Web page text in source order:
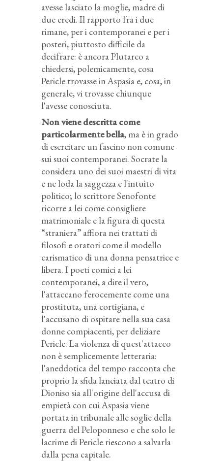
avesse lasciato la moglie, madre di
due eredi. Il rapporto fra i due
rimane, per i contemporanei e per i
posteri, piuttosto difficile da
decifrare: è ancora Plutarco a
chiedersi, polemicamente, cosa
Pericle trovasse in Aspasia e, cosa, in
generale, vi trovasse chiunque
l'avesse conosciuta.
Non viene descritta come
particolarmente bella, ma è in grado
di esercitare un fascino non comune
sui suoi contemporanei. Socrate la
considera uno dei suoi maestri di vita
e ne loda la saggezza e l'intuito
politico; lo scrittore Senofonte
ricorre a lei come consigliere
matrimoniale e la figura di questa
“straniera” affiora nei trattati di
filosofi e oratori come il modello
carismatico di una donna pensatrice e
libera. I poeti comici a lei
contemporanei, a dire il vero,
l'attaccano ferocemente come una
prostituta, una cortigiana, e
l'accusano di ospitare nella sua casa
donne compiacenti, per deliziare
Pericle. La violenza di quest'attacco
non è semplicemente letteraria:
l'aneddotica del tempo racconta che
proprio la sfida lanciata dal teatro di
Dioniso sia all'origine dell'accusa di
empietà con cui Aspasia viene
portata in tribunale alle soglie della
guerra del Peloponneso e che solo le
lacrime di Pericle riescono a salvarla
dalla pena capitale.